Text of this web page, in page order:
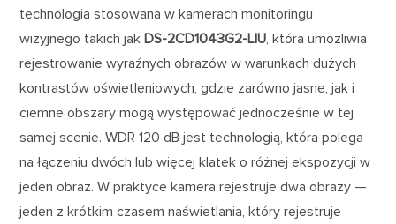
technologia stosowana w kamerach monitoringu
wizyjnego takich jakDS-2CD1043G2-LIU, która umożliwia
rejestrowanie wyraźnych obrazów w warunkach dużych
kontrastów oświetleniowych, gdzie zarówno jasne, jak i
ciemne obszary mogą występować jednocześnie w tej
samej scenie. WDR 120 dB jest technologią, która polega
na łączeniu dwóch lub więcej klatek o różnej ekspozycji w
jeden obraz. W praktyce kamera rejestruje dwa obrazy —
jeden z krótkim czasem naświetlania, który rejestruje